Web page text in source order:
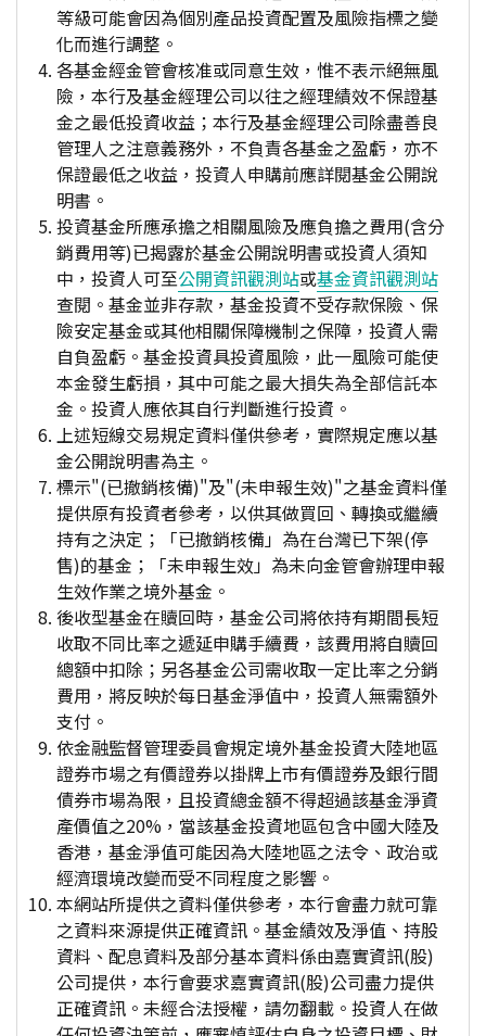
等級可能會因為個別產品投資配置及風險指標之變
化而進行調整。
各基金經金管會核准或同意生效，惟不表示絕無風
險，本行及基金經理公司以往之經理績效不保證基
金之最低投資收益；本行及基金經理公司除盡善良
管理人之注意義務外，不負責各基金之盈虧，亦不
保證最低之收益，投資人申購前應詳閱基金公開說
明書。
投資基金所應承擔之相關風險及應負擔之費用(含分
銷費用等)已揭露於基金公開說明書或投資人須知
中，投資人可至公開資訊觀測站或基金資訊觀測站
查閱。基金並非存款，基金投資不受存款保險、保
險安定基金或其他相關保障機制之保障，投資人需
自負盈虧。基金投資具投資風險，此一風險可能使
本金發生虧損，其中可能之最大損失為全部信託本
金。投資人應依其自行判斷進行投資。
上述短線交易規定資料僅供參考，實際規定應以基
金公開說明書為主。
標示"(已撤銷核備)"及"(未申報生效)"之基金資料僅
提供原有投資者參考，以供其做買回、轉換或繼續
持有之決定；「已撤銷核備」為在台灣已下架(停
售)的基金；「未申報生效」為未向金管會辦理申報
生效作業之境外基金。
後收型基金在贖回時，基金公司將依持有期間長短
收取不同比率之遞延申購手續費，該費用將自贖回
總額中扣除；另各基金公司需收取一定比率之分銷
費用，將反映於每日基金淨值中，投資人無需額外
支付。
依金融監督管理委員會規定境外基金投資大陸地區
證券市場之有價證券以掛牌上市有價證券及銀行間
債券市場為限，且投資總金額不得超過該基金淨資
產價值之20%，當該基金投資地區包含中國大陸及
香港，基金淨值可能因為大陸地區之法令、政治或
經濟環境改變而受不同程度之影響。
本網站所提供之資料僅供參考，本行會盡力就可靠
之資料來源提供正確資訊。基金績效及淨值、持股
資料、配息資料及部分基本資料係由嘉實資訊(股)
公司提供，本行會要求嘉實資訊(股)公司盡力提供
正確資訊。未經合法授權，請勿翻載。投資人在做